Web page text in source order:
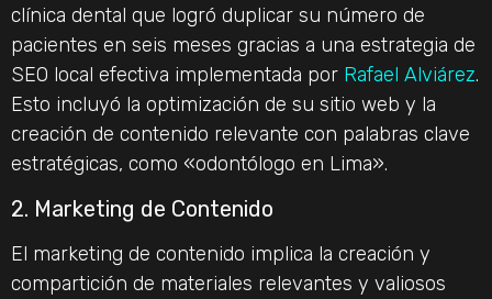
clínica dental que logró duplicar su número de
pacientes en seis meses gracias a una estrategia de
SEO local efectiva implementada por Rafael Alviárez.
Esto incluyó la optimización de su sitio web y la
creación de contenido relevante con palabras clave
estratégicas, como «odontólogo en Lima».
2. Marketing de Contenido
El marketing de contenido implica la creación y
compartición de materiales relevantes y valiosos